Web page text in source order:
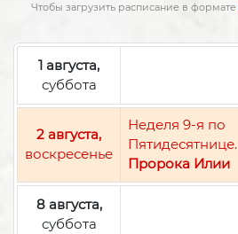
Чтобы загрузить расписание в формате
1 августа,
суббота
2 августа,
воскресенье
Неделя 9-я по
Пятидесятнице.
Пророка Илии
8 августа,
суббота